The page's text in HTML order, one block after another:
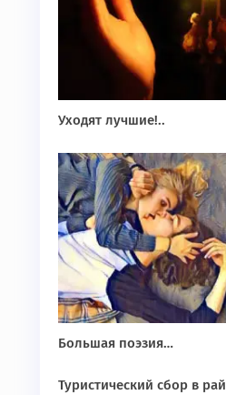
Уходят лучшие!..
Большая поэзия…
Туристический сбор в рай